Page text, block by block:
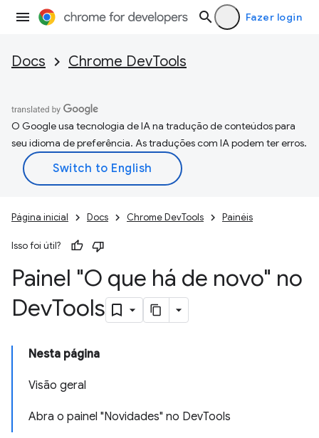
Fazer login
Docs Chrome DevTools
O Google usa tecnologia de IA na tradução de conteúdos para
seu idioma de preferência. As traduções com IA podem ter erros.
Página inicial Docs Chrome DevTools Painéis
Isso foi útil?
Painel "O que há de novo" no
DevTools
Nesta página
Visão geral
Abra o painel "Novidades" no DevTools